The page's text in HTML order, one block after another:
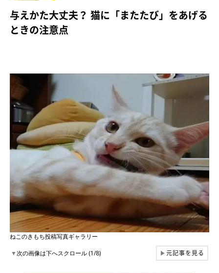
与えかた大丈夫？ 猫に「またたび」をあげる
ときの注意点
ねこのきもち投稿写真ギャラリー
▼次の画像は下へスクロール (1/8) ▶元記事を見る